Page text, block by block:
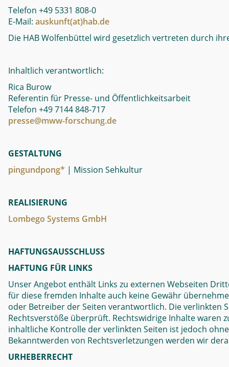
Telefon +49 5331 808-0
E-Mail: auskunft(at)hab.de
Die HAB Wolfenbüttel wird gesetzlich vertreten durch
Inhaltlich verantwortlich:
Rica Burow
Referentin für Presse- und Öffentlichkeitsarbeit
Telefon +49 7144 848-717
presse@mww-forschung.de
GESTALTUNG
pingundpong* | Mission Sehkultur
REALISIERUNG
Lombego Systems GmbH
HAFTUNGSAUSSCHLUSS
HAFTUNG FÜR LINKS
Unser Angebot enthält Links zu externen Webseiten
für diese fremden Inhalte auch keine Gewähr
oder Betreiber der Seiten verantwortlich. Die verlinkten
Rechtsverstöße überprüft. Rechtswidrige Inhalte waren
inhaltliche Kontrolle der verlinkten Seiten ist jedoch
Bekanntwerden von Rechtsverletzungen werden wir
URHEBERRECHT